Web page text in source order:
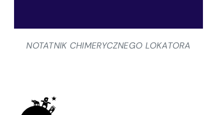
NOTATNIK CHIMERYCZNEGO LOKATORA